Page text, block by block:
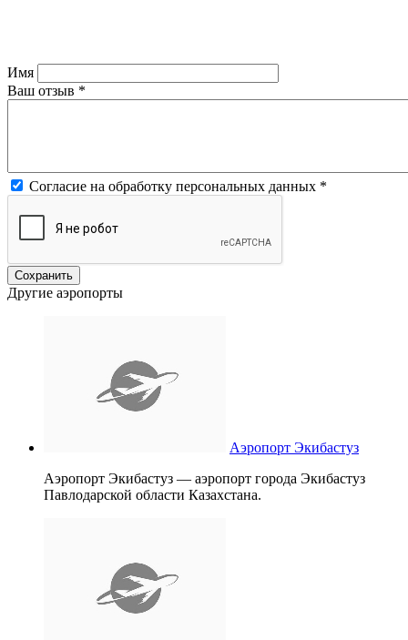
Имя
Ваш отзыв *
Согласие на обработку персональных данных *
Другие аэропорты
Аэропорт Экибастуз
Аэропорт Экибастуз — аэропорт города Экибастуз
Павлодарской области Казахстана.